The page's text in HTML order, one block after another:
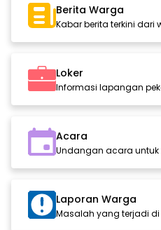
Berita Warga
Kabar berita terkini dari
Loker
Informasi lapangan
Acara
Undangan acara
Laporan Warga
Masalah yang terjadi